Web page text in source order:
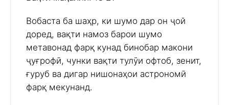
Вобаста ба шаҳр, ки шумо дар он ҷой
доред, вақти намоз барои шумо
метавонад фарқ кунад бинобар макони
ҷуғрофӣ, чунки вақти тулӯи офтоб, зенит,
ғуруб ва дигар нишонаҳои астрономӣ
фарқ мекунанд.